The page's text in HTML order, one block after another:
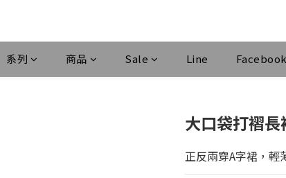
系列 商品 Sale Line Facebook
大口袋打褶長
正反兩穿A字裙，輕